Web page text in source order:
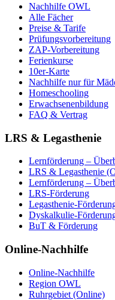
Nachhilfe OWL
Alle Fächer
Preise & Tarife
Prüfungsvorbereitung
ZAP-Vorbereitung
Ferienkurse
10er-Karte
Nachhilfe nur für
Homeschooling
Erwachsenenbildung
FAQ & Vertrag
LRS & Legasthenie
Lernförderung –
LRS & Legasthenie
Lernförderung –
LRS-Förderung
Legasthenie-
Dyskalkulie-
BuT & Förderung
Online-Nachhilfe
Online-Nachhilfe
Region OWL
Ruhrgebiet (Online)